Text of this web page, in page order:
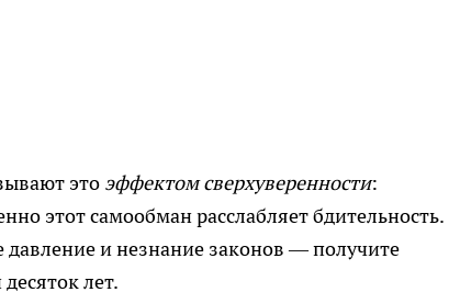
это эффектом сверхуверенности:
этот самообман расслабляет бдительность.
давление и незнание законов — получите
лет.